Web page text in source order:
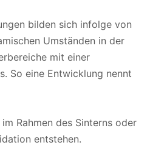
bilden sich infolge von
Umständen in der
mit einer
So eine Entwicklung nennt
Rahmen des Sinterns oder
entstehen.